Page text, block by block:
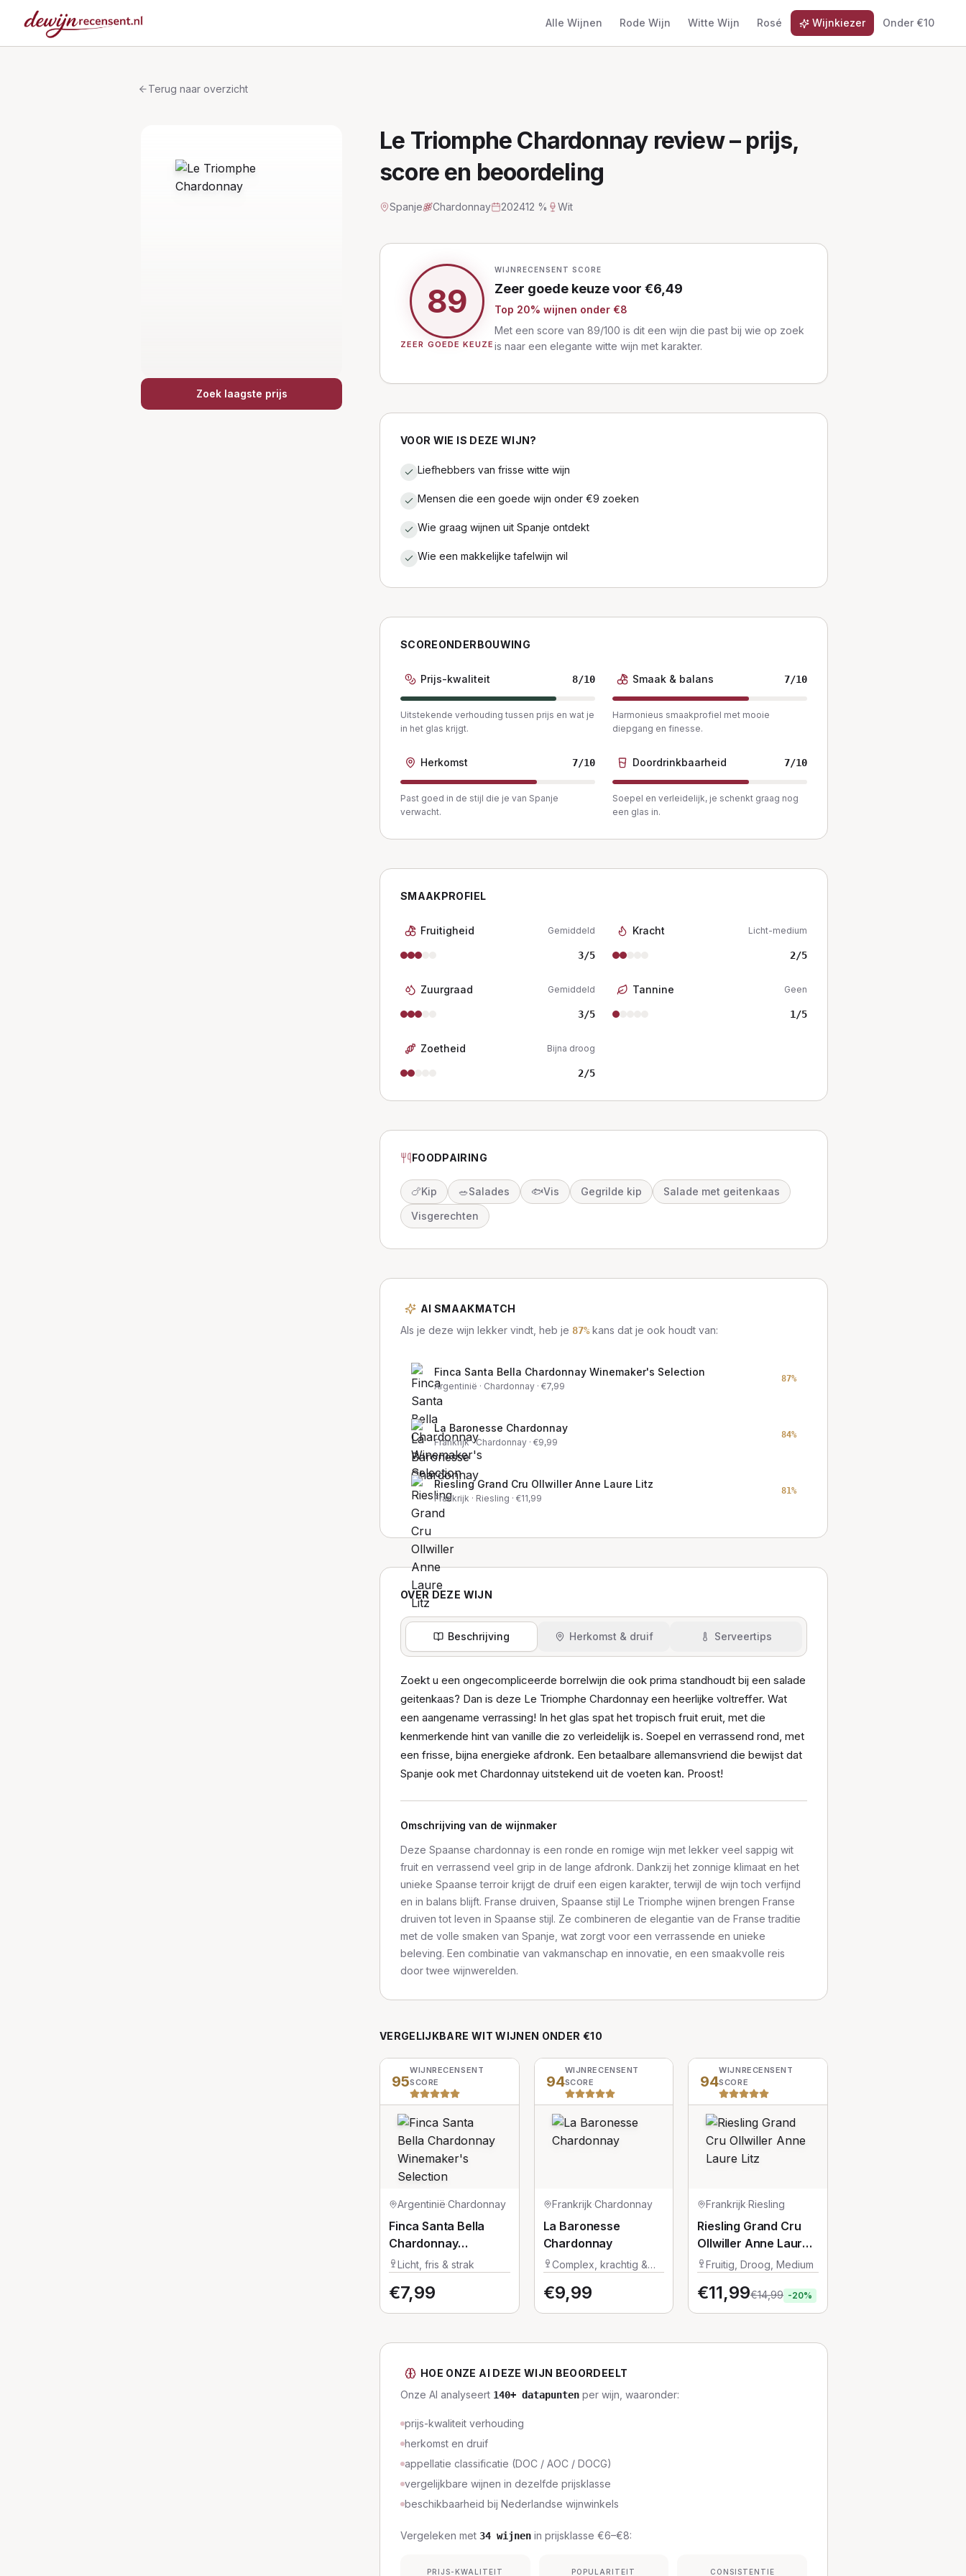
Alle Wijnen Rode Wijn Witte Wijn Rosé Wijnkiezer Onder €10
Terug naar overzicht
Zoek laagste prijs
Le Triomphe Chardonnayreview – prijs,
score en beoordeling
Spanje Chardonnay 202412 % Wit
89
ZEER GOEDE KEUZE
WIJNRECENSENT SCORE
Zeer goede keuzevoor €6,49
Top 20% wijnen onder €8
Met een score van 89/100 is dit een wijn die past bij wie op zoek
is naar een elegante witte wijn met karakter.
VOOR WIE IS DEZE WIJN?
Liefhebbers van frisse witte wijn
Mensen die een goede wijn onder €9 zoeken
Wie graag wijnen uit Spanje ontdekt
Wie een makkelijke tafelwijn wil
SCOREONDERBOUWING
Prijs-kwaliteit 8/10
Uitstekende verhouding tussen prijs en wat je
in het glas krijgt.
Smaak & balans 7/10
Harmonieus smaakprofiel met mooie
diepgang en finesse.
Herkomst 7/10
Past goed in de stijl die je van Spanje
verwacht.
Doordrinkbaarheid 7/10
Soepel en verleidelijk, je schenkt graag nog
een glas in.
SMAAKPROFIEL
Fruitigheid Gemiddeld
3/5
Kracht Licht-medium
2/5
Zuurgraad Gemiddeld
3/5
Tannine Geen
1 /5
Zoetheid Bijna droog
2/5
FOODPAIRING
🍗Kip 🥗Salades 🐟Vis Gegrilde kip
Salade met geitenkaas
Visgerechten
AI SMAAKMATCH
Als je deze wijn lekker vindt, heb je 87%kans dat je ook houdt van:
Finca Santa Bella Chardonnay Winemaker's Selection
Argentinië · Chardonnay · €7,99
87%
La Baronesse Chardonnay
Frankrijk· Chardonnay · €9,99
84%
Riesling Grand Cru Ollwiller Anne Laure Litz
Frankrijk · Riesling · €11,99
81%
OVER DEZE WIJN
Beschrijving Herkomst & druif Serveertips
Zoekt u een ongecompliceerde borrelwijn die ook prima standhoudt bij een salade
geitenkaas? Dan is deze Le Triomphe Chardonnay een heerlijke voltreffer. Wat
een aangename verrassing! In het glas spat het tropisch fruit eruit, met die
kenmerkende hint van vanille die zo verleidelijk is. Soepel en verrassend rond, met
een frisse, bijna energieke afdronk. Een betaalbare allemansvriend die bewijst dat
Spanje ook met Chardonnay uitstekend uit de voeten kan. Proost!
Omschrijving van de wijnmaker
Deze Spaanse chardonnay is een ronde en romige wijn met lekker veel sappig wit
fruit en verrassend veel grip in de lange afdronk. Dankzij het zonnige klimaat en het
unieke Spaanse terroir krijgt de druif een eigen karakter, terwijl de wijn toch verfijnd
en in balans blijft. Franse druiven, Spaanse stijl Le Triomphe wijnen brengen Franse
druiven tot leven in Spaanse stijl. Ze combineren de elegantie van de Franse traditie
met de volle smaken van Spanje, wat zorgt voor een verrassende en unieke
beleving. Een combinatie van vakmanschap en innovatie, en een smaakvolle reis
door twee wijnwerelden.
VERGELIJKBARE WIT WIJNEN ONDER €10
95
WIJNRECENSENT
SCORE
Argentinië·Chardonnay
Finca Santa Bella
Chardonnay
Winemaker's
Licht, fris & strak
€7,99
94
WIJNRECENSENT
SCORE
Frankrijk·Chardonnay
La Baronesse
Chardonnay
Complex, krachtig &
€9,99
94
WIJNRECENSENT
SCORE
Frankrijk·Riesling
Riesling Grand Cru
Ollwiller Anne Laure
Litz
Fruitig, Droog, Medium
€11,99€14,99 -20%
HOE ONZE AI DEZE WIJN BEOORDEELT
Onze AI analyseert 140+ datapunten per wijn, waaronder:
prijs-kwaliteit verhouding
herkomst en druif
appellatie classificatie (DOC / AOC / DOCG)
vergelijkbare wijnen in dezelfde prijsklasse
beschikbaarheid bij Nederlandse wijnwinkels
Vergeleken met 34 wijnen in prijsklasse €6–€8:
PRIJS-KWALITEIT POPULARITEIT CONSISTENTIE